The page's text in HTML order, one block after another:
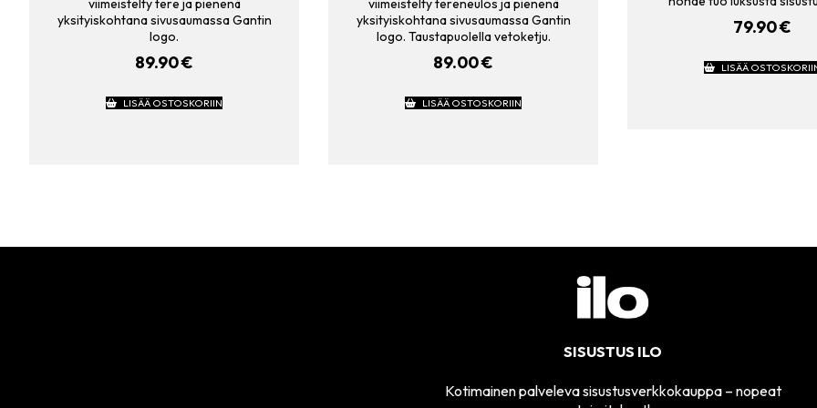
viimeistelty tere ja pienenä
yksityiskohtana sivusaumassa Gantin
logo.
89.90€
LISÄÄ OSTOSKORIIN
viimeistelty tereneulos ja pienenä
yksityiskohtana sivusaumassa Gantin
logo. Taustapuolella vetoketju.
89.00€
LISÄÄ OSTOSKORIIN
79.90€
LISÄÄ
SISUSTUS ILO
Kotimainen palveleva sisustusverkkokauppa – nopeat